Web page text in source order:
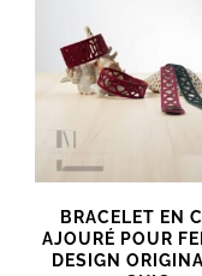
Les
être
BRACELET EN
AJOURÉ POUR
DESIGN